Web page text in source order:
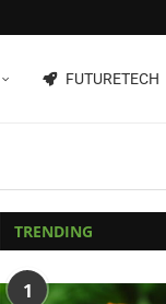
FUTURETECH
TRENDING
1